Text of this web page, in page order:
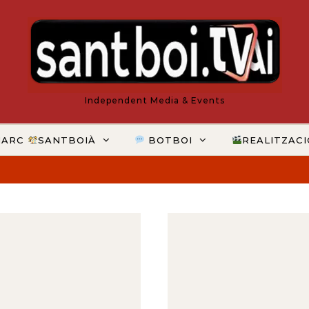
Independent Media & Events
SANTBOIÀ BOTBOI